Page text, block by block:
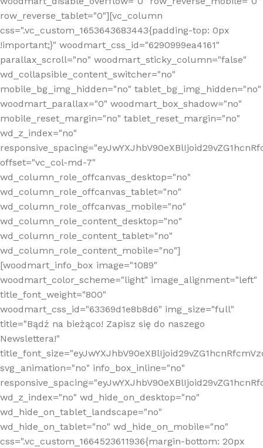
row_reverse_tablet="0"][vc_column
css=".vc_custom_1653643683443{padding-top: 0px
!important;}" woodmart_css_id="6290999ea4161"
parallax_scroll="no" woodmart_sticky_column="false"
wd_collapsible_content_switcher="no"
mobile_bg_img_hidden="no" tablet_bg_img_hidden="no"
woodmart_parallax="0" woodmart_box_shadow="no"
mobile_reset_margin="no" tablet_reset_margin="no"
wd_z_index="no"
offset="vc_col-md-7"
wd_column_role_offcanvas_desktop="no"
wd_column_role_offcanvas_tablet="no"
wd_column_role_offcanvas_mobile="no"
wd_column_role_content_desktop="no"
wd_column_role_content_tablet="no"
wd_column_role_content_mobile="no"]
[woodmart_info_box image="1089"
woodmart_color_scheme="light" image_alignment="left"
title_font_weight="800"
woodmart_css_id="63369d1e8b8d6" img_size="full"
title="Bądź na bieżąco! Zapisz się do naszego
Newslettera!"
svg_animation="no" info_box_inline="no"
wd_z_index="no" wd_hide_on_desktop="no"
wd_hide_on_tablet_landscape="no"
wd_hide_on_tablet="no" wd_hide_on_mobile="no"
css=".vc_custom_1664523611936{margin-bottom: 20px